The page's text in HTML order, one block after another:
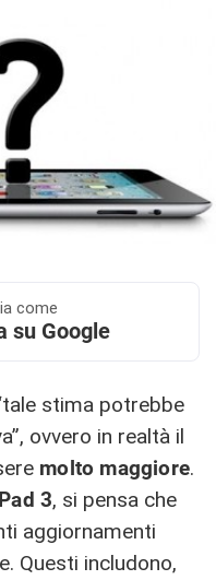
come
su Google
stima potrebbe
ovvero in realtà il
molto maggiore.
3, si pensa che
aggiornamenti
Questi includono,